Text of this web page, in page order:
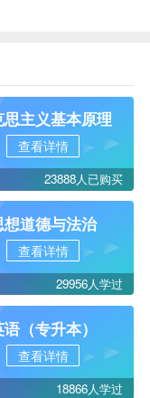
思主义基本原理
查看详情
23888人已购买
想道德与法治
查看详情
29956人学过
（专升本）
查看详情
18866人学过